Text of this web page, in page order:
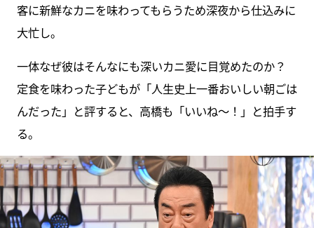
客に新鮮なカニを味わってもらうため深夜から仕込みに
大忙し。
一体なぜ彼はそんなにも深いカニ愛に目覚めたのか？
定食を味わった子どもが「人生史上一番おいしい朝ごは
んだった」と評すると、高橋も「いいね～！」と拍手す
る。